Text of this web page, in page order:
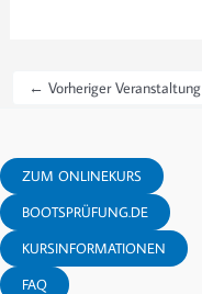
← Vorheriger Veranstaltung
ZUM ONLINEKURS
BOOTSPRÜFUNG.DE
KURSINFORMATIONEN
FAQ